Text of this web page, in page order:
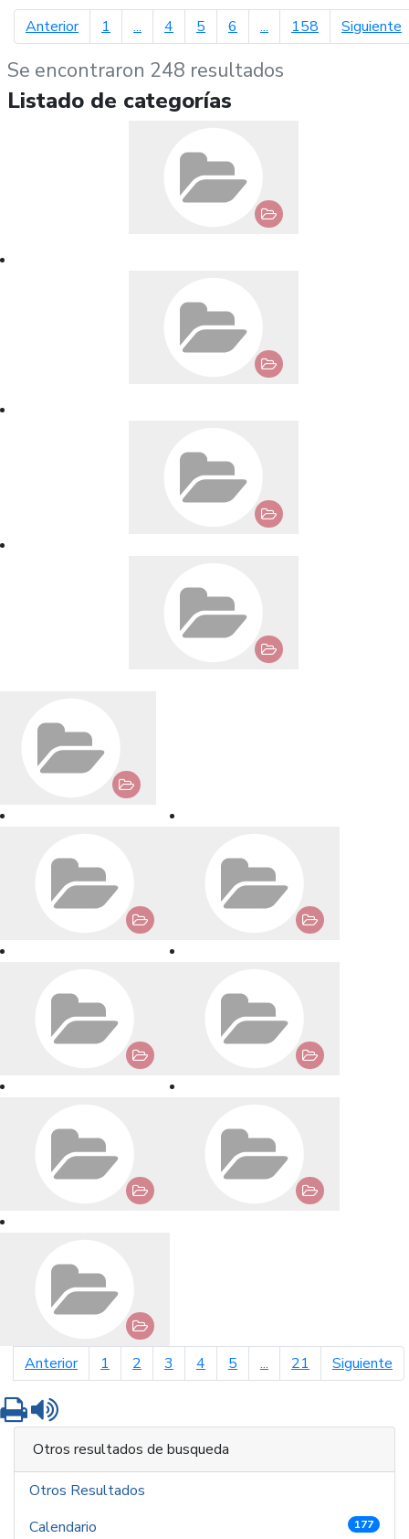
Anteriorpágina anterior
1 ... 4 5 6 ... 158 Siguiente
Se encontraron 248 resultados
Listado de categorías
Anteriorpágina anterior
1 2 3 4 5 ... 21 Siguiente
Imprimir
Otros resultados de busqueda
Otros Resultados
Calendario
177